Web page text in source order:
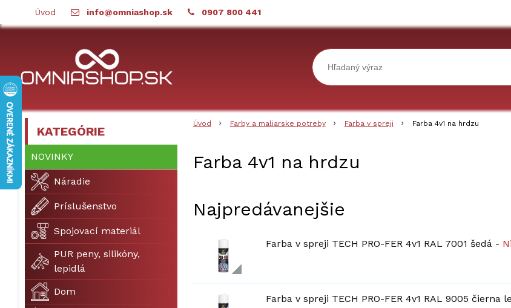
Úvod info@omniashop.sk 0907 800 441
Úvod Farby a maliarske potreby Farba v spreji Farba 4v1 na hrdzu
Farba 4v1 na hrdzu
Najpredávanejšie
Farba v spreji TECH PRO-FER 4v1 RAL 7001 šedá-
Farba v spreji TECH PRO-FER 4v1 RAL 9005 čierna
KATEGÓRIE
NOVINKY
Náradie
Príslušenstvo
Spojovací materiál
PUR peny, silikóny,
lepidlá
Dom